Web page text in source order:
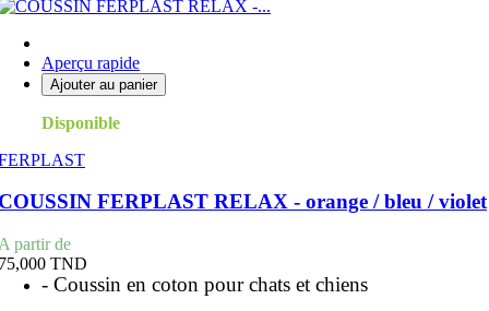
Aperçu rapide
Ajouter au panier
Disponible
FERPLAST RELAX - orange / bleu / violet
partir de
TND
- Coussin en coton pour chats et chiens